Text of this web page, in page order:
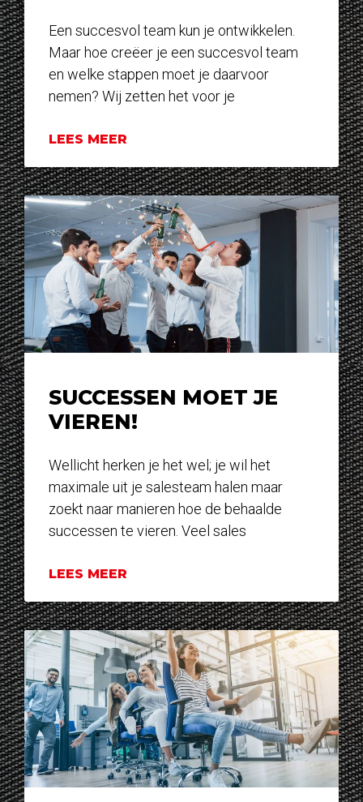
Een succesvol team kun je ontwikkelen.
Maar hoe creëer je een succesvol team
en welke stappen moet je daarvoor
nemen? Wij zetten het voor je
LEES MEER
SUCCESSEN MOET JE
VIEREN!
Wellicht herken je het wel; je wil het
maximale uit je salesteam halen maar
zoekt naar manieren hoe de behaalde
successen te vieren. Veel sales
LEES MEER